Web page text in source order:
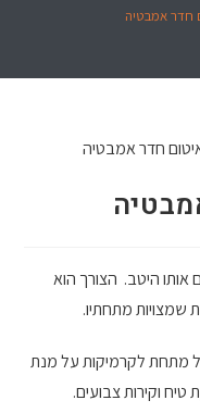
חדר אמבטיה
היטב. הצורך הוא
שמצויות מתחתיו.
מתחת לקרמיקות על מנת
וקירות צבועים.